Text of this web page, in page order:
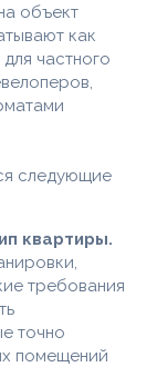
объект
как
частного
следующие
квартиры.
требования
точно
помещений